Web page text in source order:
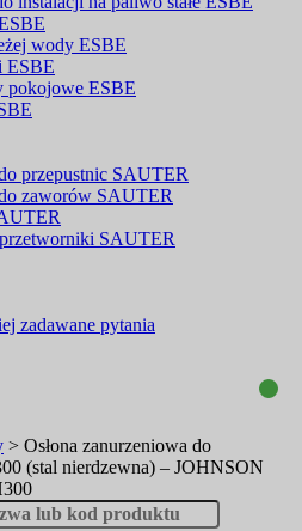
wody ESBE
ESBE
pokojowe ESBE
przepustnic SAUTER
zaworów SAUTER
SAUTER
zadawane pytania
> Osłona zanurzeniowa do
(stal nierdzewna) – JOHNSON